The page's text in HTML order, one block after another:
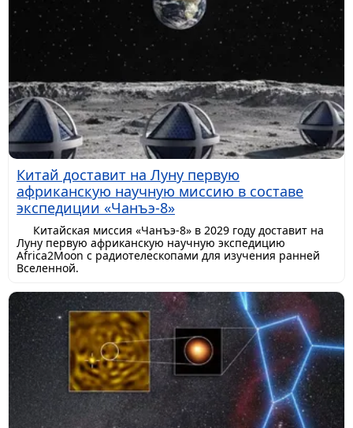
Китай доставит на Луну первую
африканскую научную миссию в составе
экспедиции «Чанъэ-8»
Китайская миссия «Чанъэ-8» в 2029 году доставит на
Луну первую африканскую научную экспедицию
Africa2Moon с радиотелескопами для изучения ранней
Вселенной.